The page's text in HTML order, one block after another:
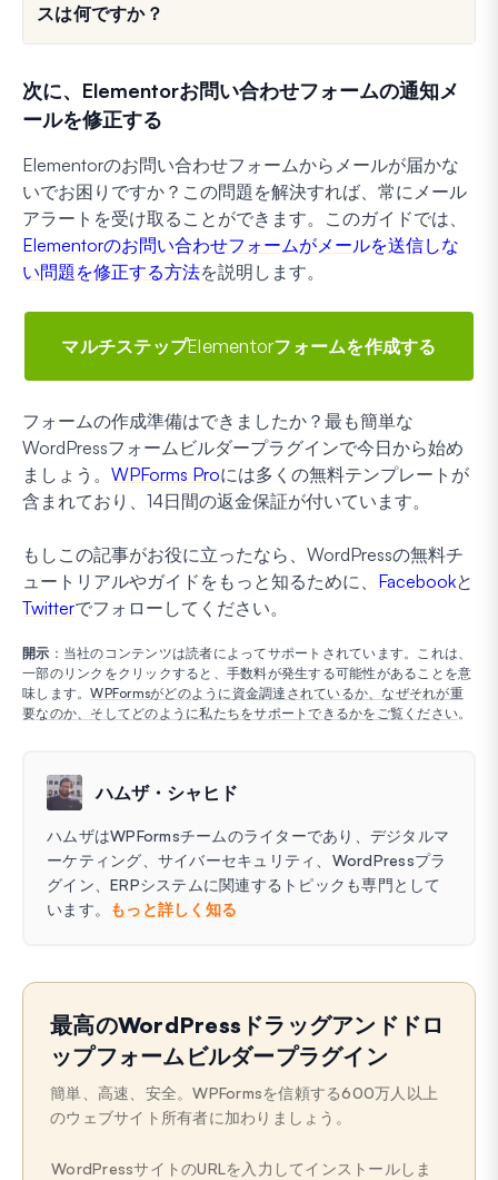
スは何ですか？
次に、Elementorお問い合わせフォームの通知メ
ールを修正する
Elementorのお問い合わせフォームからメールが届かな
いでお困りですか？この問題を解決すれば、常にメール
アラートを受け取ることができます。このガイドでは、
Elementorのお問い合わせフォームがメールを送信しな
い問題を修正する方法を説明します。
マルチステップElementorフォームを作成する
フォームの作成準備はできましたか？最も簡単な
WordPressフォームビルダープラグインで今日から始め
ましょう。 WPForms Proには多くの無料テンプレートが
含まれており、14日間の返金保証が付いています。
もしこの記事がお役に立ったなら、WordPressの無料チ
ュートリアルやガイドをもっと知るために、 Facebookと
Twitterでフォローしてください。
開示 ：当社のコンテンツは読者によってサポートされています。これは、
一部のリンクをクリックすると、手数料が発生する可能性があることを意
味します。WPFormsがどのように資金調達されているか、なぜそれが重
要なのか、そしてどのように私たちをサポートできるかをご覧ください。
ハムザ・シャヒド
ハムザはWPFormsチームのライターであり、デジタルマ
ーケティング、サイバーセキュリティ、WordPressプラ
グイン、ERPシステムに関連するトピックも専門として
います。
もっと詳しく知る
最高のWordPressドラッグアンドドロ
ップフォームビルダープラグイン
簡単、高速、安全。WPFormsを信頼する600万人以上
のウェブサイト所有者に加わりましょう。
WordPressサイトのURLを入力してインストールしま